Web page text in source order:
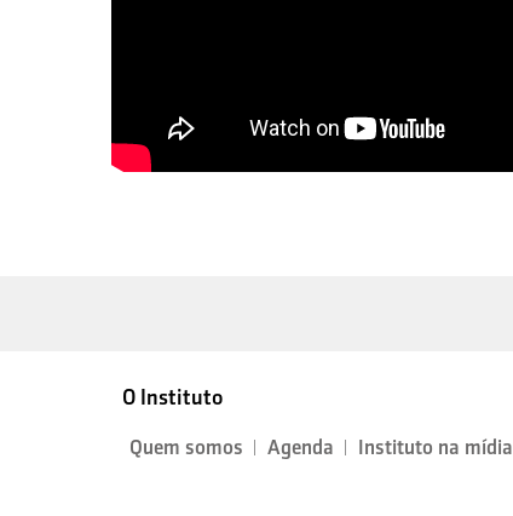
O Instituto
Quem somos Agenda Instituto na mídia